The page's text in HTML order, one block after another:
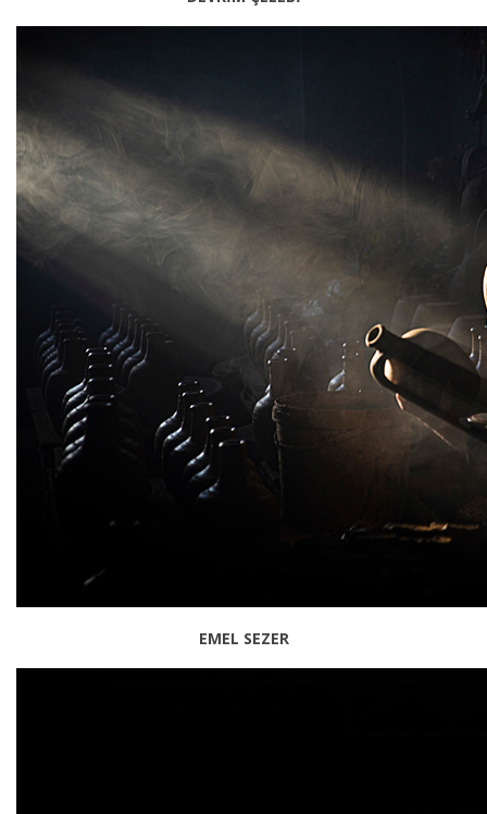
EMEL SEZER